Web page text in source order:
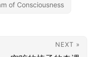
of Consciousness
NEXT »